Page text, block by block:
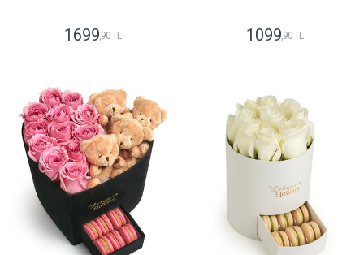
1699,90 TL 1099,90 TL